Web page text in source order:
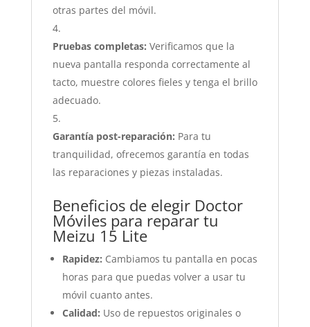
otras partes del móvil.
Pruebas completas: Verificamos que la
nueva pantalla responda correctamente al
tacto, muestre colores fieles y tenga el brillo
adecuado.
Garantía post-reparación: Para tu
tranquilidad, ofrecemos garantía en todas
las reparaciones y piezas instaladas.
Beneficios de elegir Doctor
Móviles para reparar tu
Meizu 15 Lite
Rapidez: Cambiamos tu pantalla en pocas
horas para que puedas volver a usar tu
móvil cuanto antes.
Calidad: Uso de repuestos originales o